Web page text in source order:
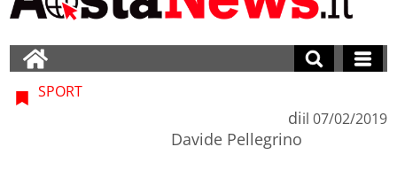
SPORT
di
Davide Pellegrino
il 07/02/2019